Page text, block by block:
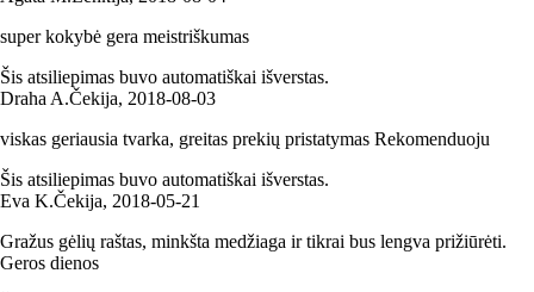
super kokybė gera meistriškumas
Šis atsiliepimas buvo automatiškai išverstas.
Draha A.Čekija, 2018‑08‑03
viskas geriausia tvarka, greitas prekių pristatymas Rekomenduoju
Šis atsiliepimas buvo automatiškai išverstas.
Eva K.Čekija, 2018‑05‑21
Gražus gėlių raštas, minkšta medžiaga ir tikrai bus lengva prižiūrėti.
Geros dienos